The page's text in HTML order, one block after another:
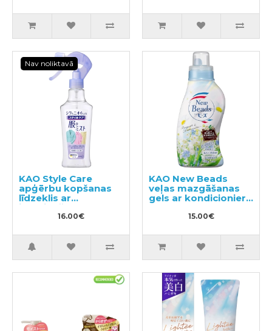
Nav noliktavā
KAO Style Care
apģērbu kopšanas
līdzeklis ar
izlīdzinošu un
antistatisku efektu
16.00€
KAO New Beads
veļas mazgāšanas
gels ar kondicionieri
15.00€